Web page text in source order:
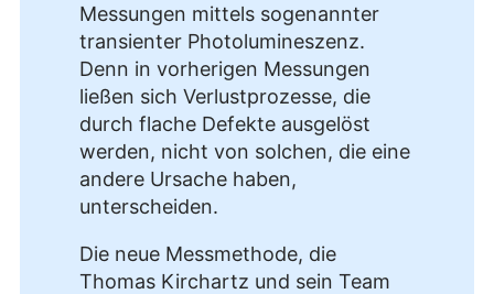
Messungen mittels sogenannter
transienter Photolumineszenz.
Denn in vorherigen Messungen
ließen sich Verlustprozesse, die
durch flache Defekte ausgelöst
werden, nicht von solchen, die eine
andere Ursache haben,
unterscheiden.
Die neue Messmethode, die
Thomas Kirchartz und sein Team